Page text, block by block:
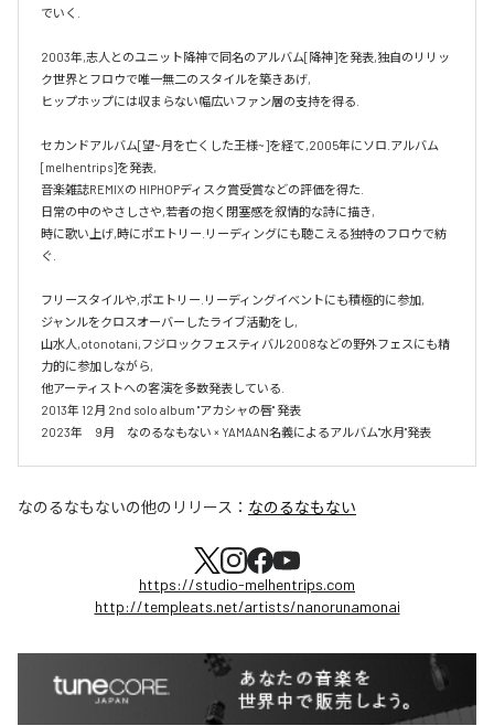
でいく.
2003年,志人とのユニット降神で同名のアルバム[降神]を発表,独自のリリッ
ク世界とフロウで唯一無二のスタイルを築きあげ,
ヒップホップには収まらない幅広いファン層の支持を得る.
セカンドアルバム[望~月を亡くした王様~]を経て,2005年にソロ.アルバム
[melhentrips]を発表,
音楽雑誌REMIXの HIPHOPディスク賞受賞などの評価を得た.
日常の中のやさしさや,若者の抱く閉塞感を叙情的な詩に描き,
時に歌い上げ,時にポエトリー.リーディングにも聴こえる独特のフロウで紡
ぐ.
フリースタイルや,ポエトリー.リーディングイベントにも積極的に参加,
ジャンルをクロスオーバーしたライブ活動をし,
山水人,otonotani,フジロックフェスティバル2008などの野外フェスにも精
力的に参加しながら,
他アーティストへの客演を多数発表している.
2013年 12月 2nd solo album "アカシャの唇" 発表
2023年　9月　なのるなもない × YAMAAN名義によるアルバム"水月"発表
なのるなもないの他のリリース： なのるなもない
https://studio-melhentrips.com
http://templeats.net/artists/nanorunamonai